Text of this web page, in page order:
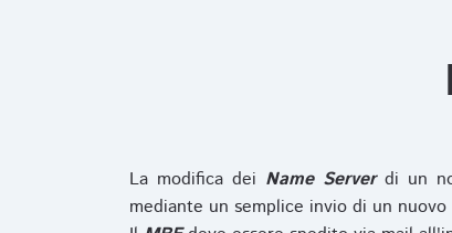
La modifica dei Name Serverdi un
mediante un semplice invio di un nuovo